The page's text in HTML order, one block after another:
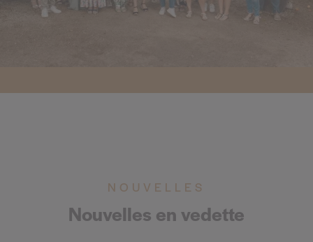
NOUVELLES
Nouvelles en vedette